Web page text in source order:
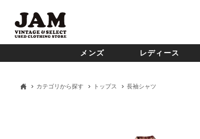
メンズ レディース
カテゴリから探す トップス 長袖シャツ